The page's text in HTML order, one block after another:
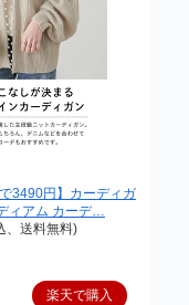
3490円】カーディガ
ィアム カーデ…
、送料無料)
楽天で購入